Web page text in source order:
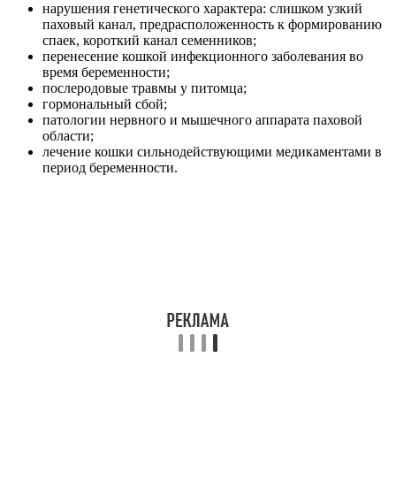
нарушения генетического характера: слишком узкий
паховый канал, предрасположенность к формированию
спаек, короткий канал семенников;
перенесение кошкой инфекционного заболевания во
время беременности;
послеродовые травмы у питомца;
гормональный сбой;
патологии нервного и мышечного аппарата паховой
области;
лечение кошки сильнодействующими медикаментами в
период беременности.